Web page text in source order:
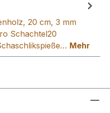
20 cm, 3 mm
Schachtel20
Mehr